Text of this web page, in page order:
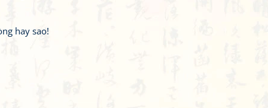
hay sao!